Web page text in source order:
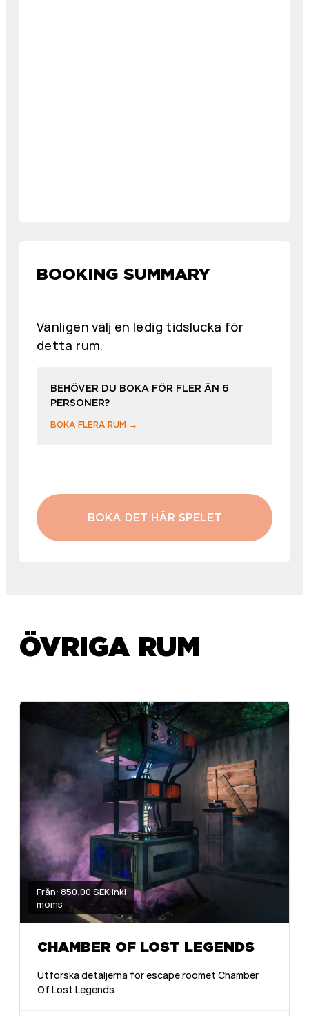
BOOKING SUMMARY
Vänligen välj en ledig tidslucka för
detta rum.
BEHÖVER DU BOKA FÖR FLER ÄN 6
PERSONER?
BOKA FLERA RUM →
BOKA DET HÄR SPELET
ÖVRIGA RUM
Från: 850.00 SEK inkl
moms
CHAMBER OF LOST LEGENDS
Utforska detaljerna för escape roomet Chamber
Of Lost Legends